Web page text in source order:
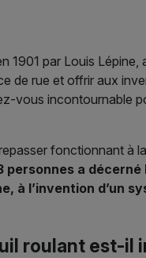
par Louis Lépine,
de rue et offrir aux
vous incontournable
fonctionnant à
personnes a
à l’invention d’un
roulant est-il